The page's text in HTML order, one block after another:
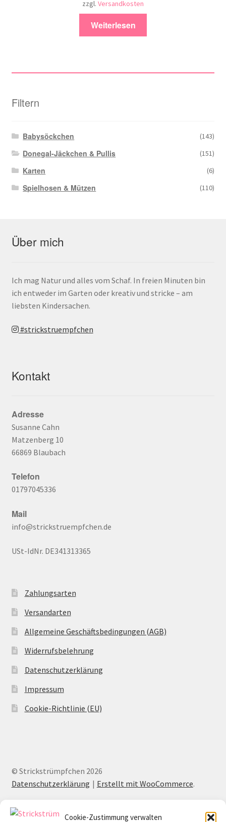
Cookie-Zustimmung verwalten
zzgl. Versandkosten
Weiterlesen
Filtern
Babysöckchen (143)
Donegal-Jäckchen & Pullis (151)
Karten (6)
Spielhosen & Mützen (110)
Über mich
Ich mag Natur und alles vom Schaf. In freien Minuten bin
ich entweder im Garten oder kreativ und stricke – am
liebsten Kindersachen.
#strickstruempfchen
Kontakt
Adresse
Susanne Cahn
Matzenberg 10
66869 Blaubach
Telefon
01797045336
Mail
info@strickstruempfchen.de
USt-IdNr. DE341313365
Zahlungsarten
Versandarten
Allgemeine Geschäftsbedingungen (AGB)
Widerrufsbelehrung
Datenschutzerklärung
Impressum
Cookie-Richtlinie (EU)
© Strickstrümpfchen 2026
Datenschutzerklärung
Erstellt mit WooCommerce.